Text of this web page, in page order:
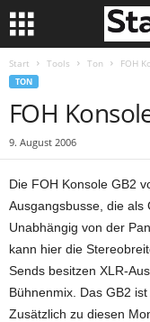
Start Tools Ton FOH
TON
FOH
9. August 2006
Die FOH Konsole GB2
Ausgangsbusse, die als
Unabhängig von der
kann hier die
Sends besitzen XLR-
Bühnenmix. Das GB2
Zusätzlich zu diesen